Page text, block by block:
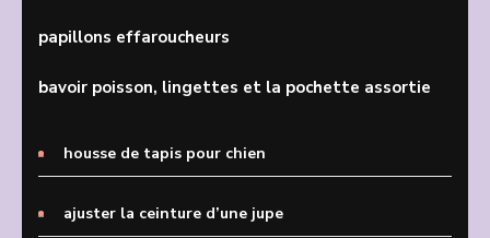
papillons effaroucheurs
bavoir poisson, lingettes et la pochette assortie
housse de tapis pour chien
ajuster la ceinture d’une jupe